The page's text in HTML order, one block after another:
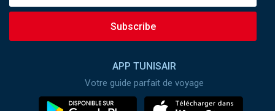
Subscribe
APP TUNISAIR
Votre guide parfait de voyage